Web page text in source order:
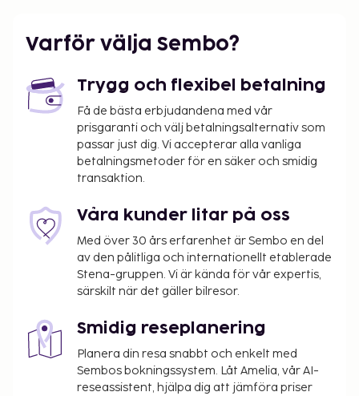
Varför välja Sembo?
Trygg och flexibel betalning
Få de bästa erbjudandena med vår
prisgaranti och välj betalningsalternativ som
passar just dig. Vi accepterar alla vanliga
betalningsmetoder för en säker och smidig
transaktion.
Våra kunder litar på oss
Med över 30 års erfarenhet är Sembo en del
av den pålitliga och internationellt etablerade
Stena-gruppen. Vi är kända för vår expertis,
särskilt när det gäller bilresor.
Smidig reseplanering
Planera din resa snabbt och enkelt med
Sembos bokningssystem. Låt Amelia, vår AI-
reseassistent, hjälpa dig att jämföra priser